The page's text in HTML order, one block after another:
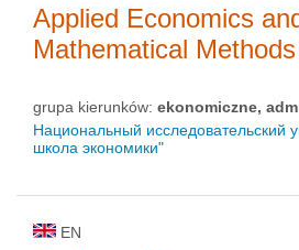
Applied Economics
Mathematical Methods
grupa kierunków: ekonomiczne,
Национальный исследовательский
школа экономики"
EN